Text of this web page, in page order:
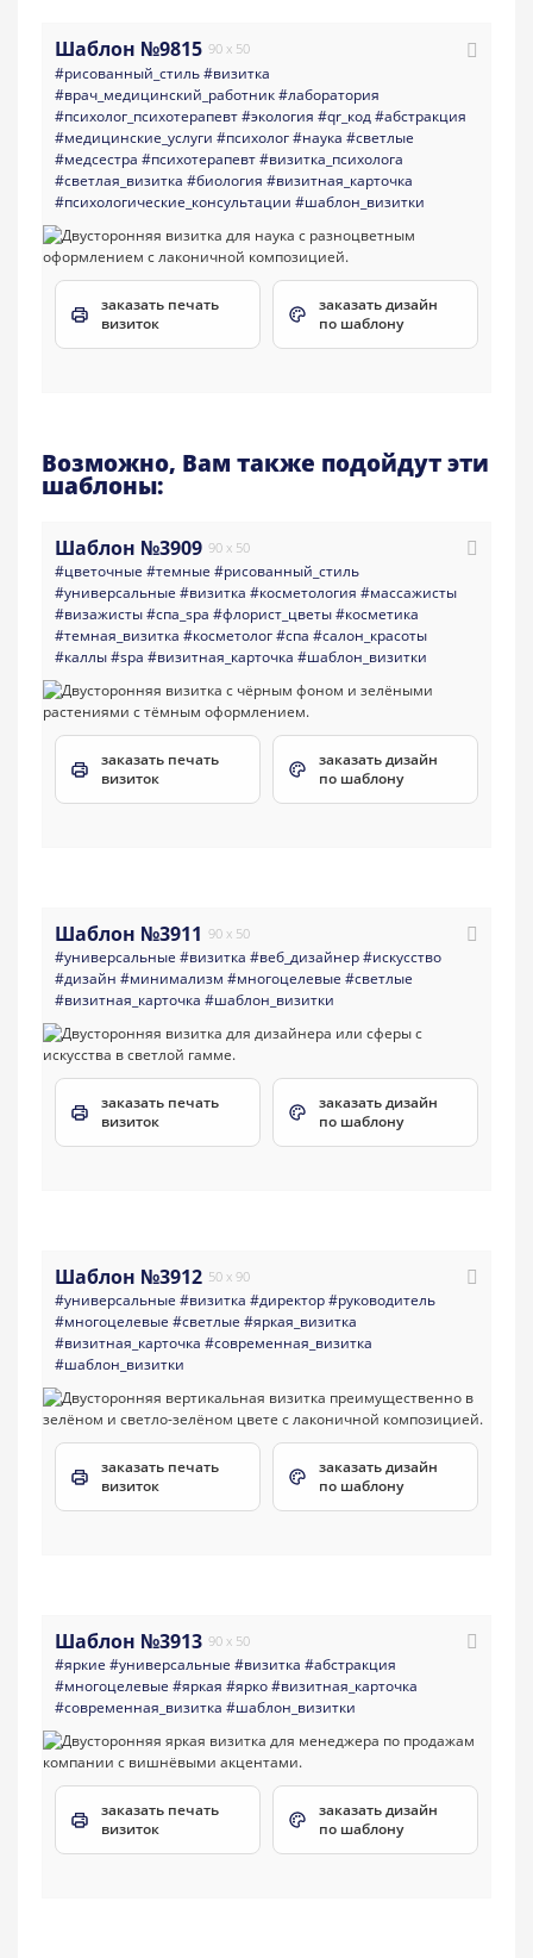
Шаблон №9815 90 x 50
#рисованный_стиль#визитка
#врач_медицинский_работник#лаборатория
#психолог_психотерапевт#экология #qr_код#абстракция
#медицинские_услуги #психолог#наука #светлые
#медсестра #психотерапевт#визитка_психолога
#светлая_визитка #биология #визитная_карточка
#психологические_консультации #шаблон_визитки
заказать печать
визиток
заказать дизайн
по шаблону
Возможно, Вам также подойдут эти
шаблоны:
Шаблон №3909 90 x 50
#цветочные #темные #рисованный_стиль
#универсальные #визитка #косметология #массажисты
#визажисты#спа_spa #флорист_цветы#косметика
#темная_визитка #косметолог#спа #салон_красоты
#каллы#spa #визитная_карточка #шаблон_визитки
заказать печать
визиток
заказать дизайн
по шаблону
Шаблон №3911 90 x 50
#универсальные #визитка #веб_дизайнер#искусство
#дизайн #минимализм #многоцелевые #светлые
#визитная_карточка #шаблон_визитки
заказать печать
визиток
заказать дизайн
по шаблону
Шаблон №3912 50 x 90
#универсальные #визитка #директор#руководитель
#многоцелевые #светлые #яркая_визитка
#визитная_карточка #современная_визитка
#шаблон_визитки
заказать печать
визиток
заказать дизайн
по шаблону
Шаблон №3913 90 x 50
#яркие #универсальные #визитка #абстракция
#многоцелевые #яркая #ярко#визитная_карточка
#современная_визитка #шаблон_визитки
заказать печать
визиток
заказать дизайн
по шаблону